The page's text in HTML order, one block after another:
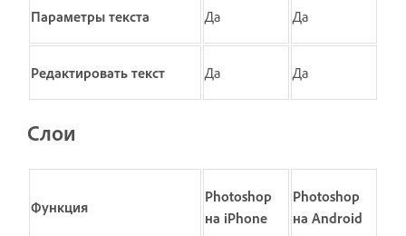
Параметры текста Да Да
Редактировать текст Да Да
Слои
Функция
Photoshop
на iPhone
Photoshop
на Android